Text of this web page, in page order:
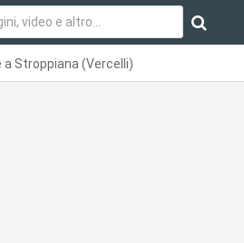
Stroppiana (Vercelli)